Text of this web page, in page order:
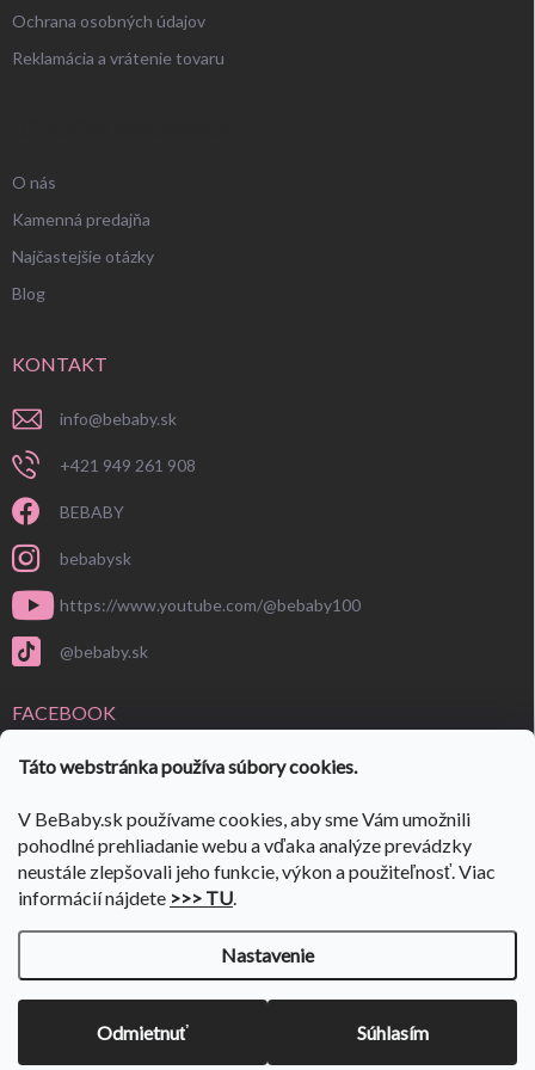
Táto webstránka používa súbory cookies.
V BeBaby.sk používame cookies, aby sme Vám umožnili
pohodlné prehliadanie webu a vďaka analýze prevádzky
neustále zlepšovali jeho funkcie, výkon a použiteľnosť. Viac
informácií nájdete >>> TU.
Nastavenie
Odmietnuť Súhlasím
VÝPREDAJ SKLADU 🎉 ulov si svoje kúsky🎉 Prejdi do:
Ochrana osobných údajov
Reklamácia a vrátenie tovaru
O nás
Kamenná predajňa
Najčastejšie otázky
Blog
KONTAKT
info@bebaby.sk
+421 949 261 908
BEBABY
bebabysk
https://www.youtube.com/@bebaby100
@bebaby.sk
FACEBOOK
Vytvoril Shoptet
Copyright 2026BeBaby.sk. Všetky práva vyhradené.Upraviť nastavenie